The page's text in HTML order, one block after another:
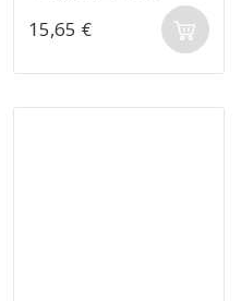
15,65 €